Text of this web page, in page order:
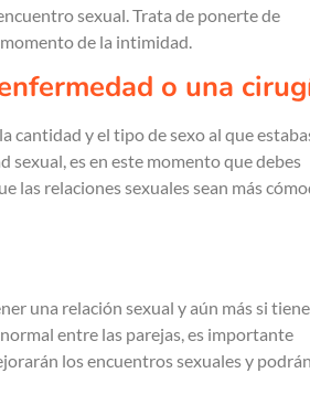
sexual. Trata de ponerte de
de la intimidad.
o una
cantidad y el tipo de sexo al que
es en este momento que debes
las relaciones sexuales sean más
una relación sexual y aún más si
entre las parejas, es importante
los encuentros sexuales y podrán